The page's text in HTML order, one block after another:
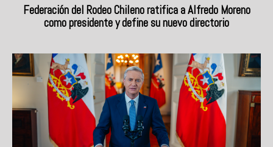
Federación del Rodeo Chileno ratifica a Alfredo Moreno
como presidente y define su nuevo directorio